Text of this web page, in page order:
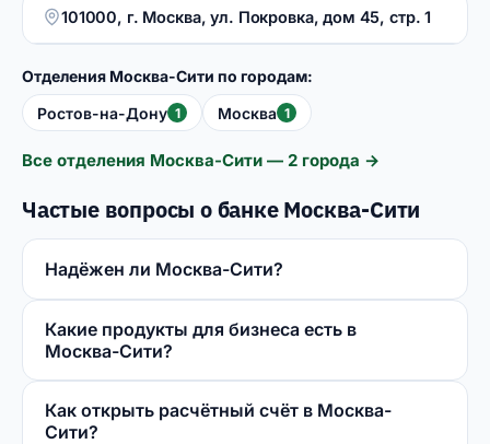
101000, г. Москва, ул. Покровка, дом 45, стр. 1
Отделения Москва-Сити по городам:
Ростов-на-Дону 1 Москва 1
Все отделения Москва-Сити — 2 города →
Частые вопросы о банке Москва-Сити
Надёжен ли Москва-Сити?
Какие продукты для бизнеса есть в
Москва-Сити?
Как открыть расчётный счёт в Москва-
Сити?